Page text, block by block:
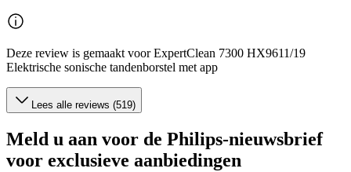
Deze review is gemaakt voor ExpertClean 7300 HX9611/19
Elektrische sonische tandenborstel met app
Lees alle reviews (519)
Meld u aan voor de Philips-nieuwsbrief
voor exclusieve aanbiedingen